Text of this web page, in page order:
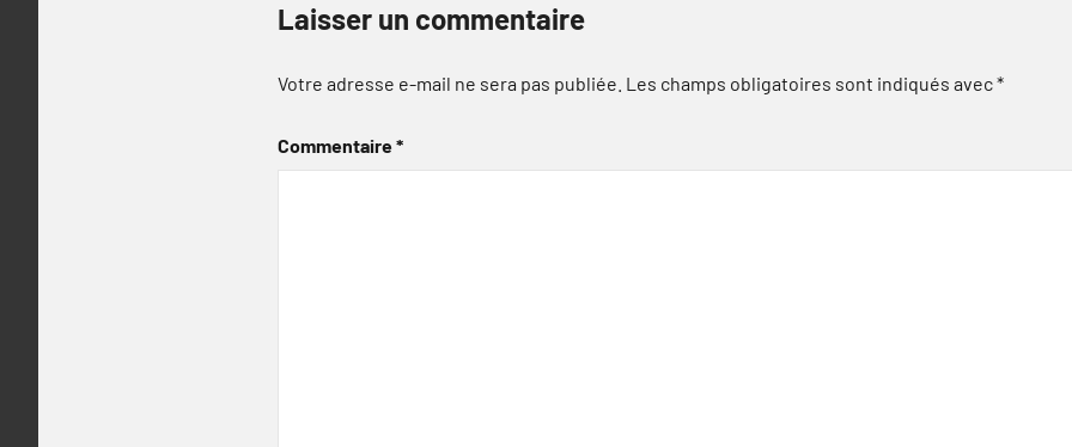
Laisser un commentaire
Votre adresse e-mail ne sera pas publiée. Les champs obligatoires sont indiqués avec*
Commentaire*